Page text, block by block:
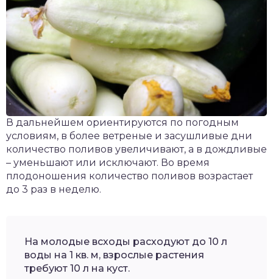
В дальнейшем ориентируются по погодным
условиям, в более ветреные и засушливые дни
количество поливов увеличивают, а в дождливые
– уменьшают или исключают. Во время
плодоношения количество поливов возрастает
до 3 раз в неделю.
На молодые всходы расходуют до 10 л
воды на 1 кв. м, взрослые растения
требуют 10 л на куст.